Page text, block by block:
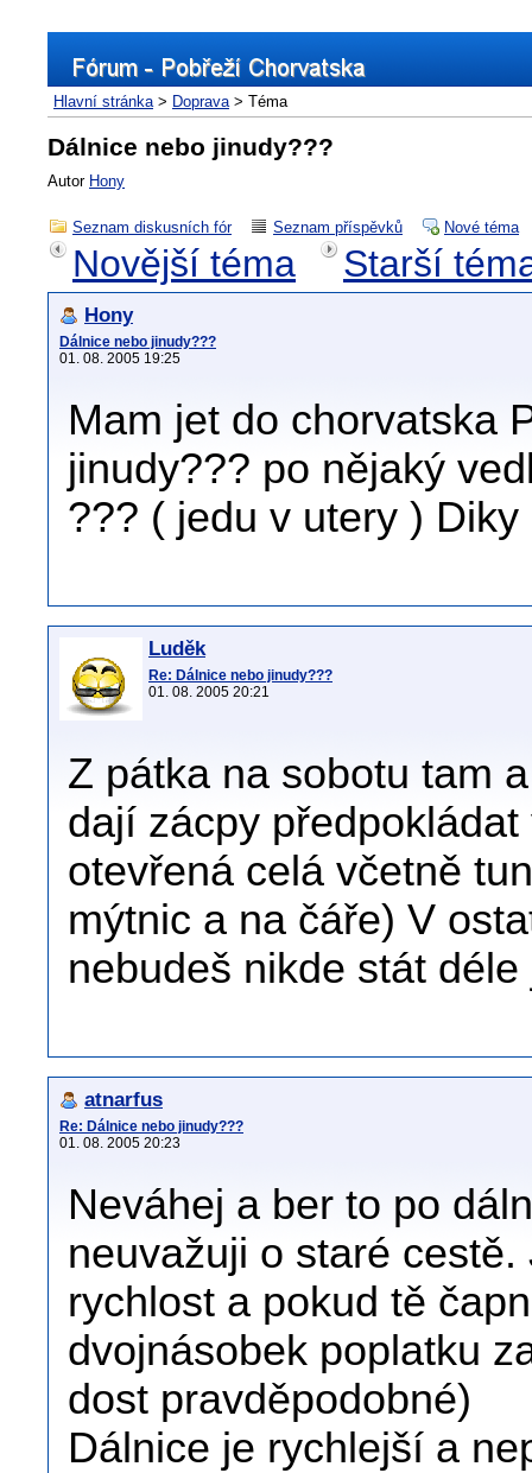
Hlavní stránka> Doprava> Téma
Dálnice nebo jinudy???
Autor Hony
Seznam diskusních fór Seznam příspěvků Nové téma
Novější téma Starší
Hony
Dálnice nebo jinudy???
01. 08. 2005 19:25
Mam jet do chorvatska
jinudy??? po nějaký
??? ( jedu v utery )
Luděk
Re: Dálnice nebo jinudy???
01. 08. 2005 20:21
Z pátka na sobotu tam
dají zácpy
otevřená celá včetně
mýtnic a na čáře) V
nebudeš nikde stát
atnarfus
Re: Dálnice nebo jinudy???
01. 08. 2005 20:23
Neváhej a ber to po
neuvažuji o staré
rychlost a pokud tě
dvojnásobek poplatku
dost pravděpodobné)
Dálnice je rychlejší a